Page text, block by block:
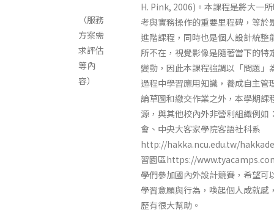
（服務
方案需
求評估
等內
容）
H. Pink, 2006)。本課程是將大一
考與實務操作的重要里程碑，等
進階課程，同時也是個人設計統整
所不在，視覺影像是隨著當下的特
變動，因此本課程強調以「問題」
過程中學習應用知識，養成自主
論草圖和繳交作業之外，本學期課
源，與其他校內外非營利組織例如
會、中央大客家學院客語社科系
http://hakka.ncu.edu.tw/
習園區https://
學們參加國內外設計競賽，希望
學習意願與行為，喚起個人成就
歷有很大幫助。